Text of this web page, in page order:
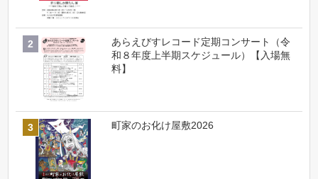
あらえびすレコード定期コンサート（令
和８年度上半期スケジュール）【入場無
料】
町家のお化け屋敷2026